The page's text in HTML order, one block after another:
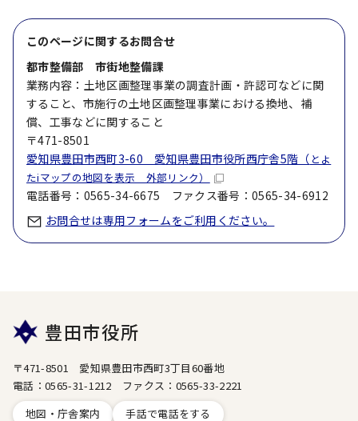
このページに関するお問合せ
都市整備部 市街地整備課
業務内容：土地区画整理事業の調査計画・許認可などに関
すること、市施行の土地区画整理事業における換地、補
償、工事などに関すること
〒471-8501
愛知県豊田市西町3-60 愛知県豊田市役所西庁舎5階（ とよ
たiマップの地図を表示 外部リンク）
電話番号：0565-34-6675 ファクス番号：0565-34-6912
お問合せは専用フォームをご利用ください。
豊田市役所
〒471-8501 愛知県豊田市西町3丁目60番地
電話：0565-31-1212 ファクス：0565-33-2221
地図・庁舎案内
手話で電話をする